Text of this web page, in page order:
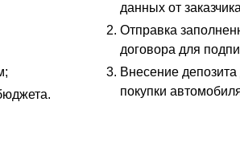
данных от
Отправка
договора для
Внесение депозита
покупки